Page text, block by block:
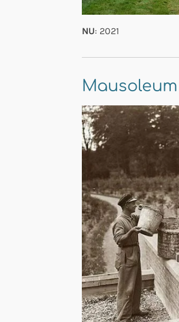
NU: 2021